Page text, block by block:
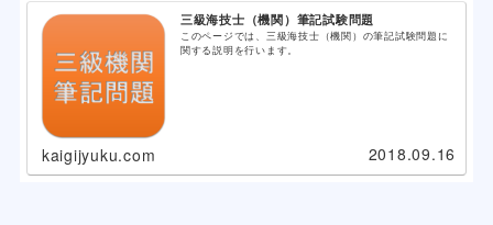
三級海技士（機関）筆記試験問題
このページでは、三級海技士（機関）の筆記試験問題に
関する説明を行います。
kaigijyuku.com 2018.09.16